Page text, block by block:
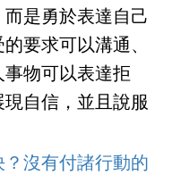
是勇於表達自己
要求可以溝通、
物可以表達拒
自信，並且說服
沒有付諸行動的